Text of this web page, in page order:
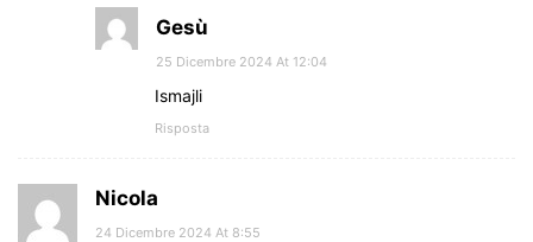
Gesù
25 Dicembre 2024 At 12:04
Ismajli
Risposta
Nicola
24 Dicembre 2024 At 8:55